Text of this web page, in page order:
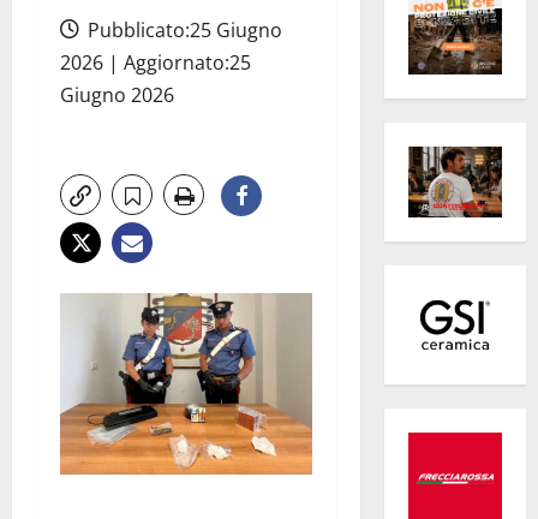
Pubblicato:25 Giugno
2026 | Aggiornato:25
Giugno 2026